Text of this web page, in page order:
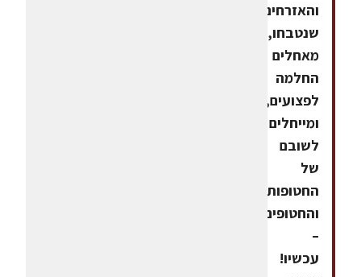
והאזרחים
שנטבחו,
מאחלים
החלמה
לפצועים,
ומייחלים
לשובם
של
החטופות
והחטופים
–
עכשיו!